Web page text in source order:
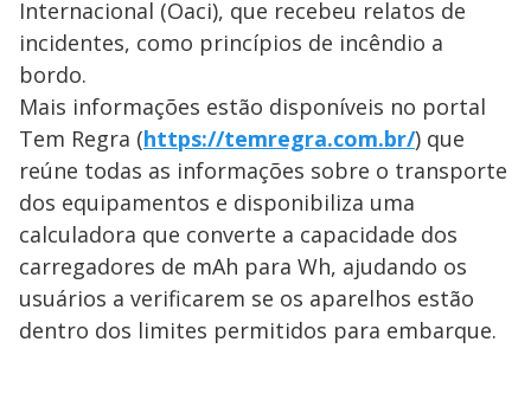
Internacional (Oaci), que recebeu relatos de
incidentes, como princípios de incêndio a
bordo.
Mais informações estão disponíveis no portal
Tem Regra (https://temregra.com.br/) que
reúne todas as informações sobre o transporte
dos equipamentos e disponibiliza uma
calculadora que converte a capacidade dos
carregadores de mAh para Wh, ajudando os
usuários a verificarem se os aparelhos estão
dentro dos limites permitidos para embarque.